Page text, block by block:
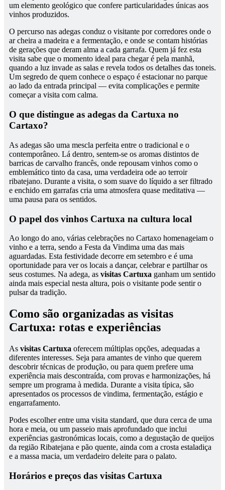
um elemento geológico que confere particularidades únicas aos
vinhos produzidos.
O percurso nas adegas conduz o visitante por corredores onde o
ar cheira a madeira e a fermentação, e onde se contam histórias
de gerações que deram alma a cada garrafa. Quem já fez esta
visita sabe que o momento ideal para chegar é pela manhã,
quando a luz invade as salas e revela todos os detalhes das toneis.
Um segredo de quem conhece o espaço é estacionar no parque
ao lado da entrada principal — evita complicações e permite
começar a visita com calma.
O que distingue as adegas da Cartuxa no
Cartaxo?
As adegas são uma mescla perfeita entre o tradicional e o
contemporâneo. Lá dentro, sentem-se os aromas distintos de
barricas de carvalho francês, onde repousam vinhos como o
emblemático tinto da casa, uma verdadeira ode ao terroir
ribatejano. Durante a visita, o som suave do líquido a ser filtrado
e enchido em garrafas cria uma atmosfera quase meditativa —
uma pausa para os sentidos.
O papel dos vinhos Cartuxa na cultura local
Ao longo do ano, várias celebrações no Cartaxo homenageiam o
vinho e a terra, sendo a Festa da Vindima uma das mais
aguardadas. Esta festividade decorre em setembro e é uma
oportunidade para ver os locais a dançar, celebrar e partilhar os
seus costumes. Na adega, as visitas Cartuxa ganham um sentido
ainda mais especial nesta altura, pois o visitante pode sentir o
pulsar da tradição.
Como são organizadas as visitas
Cartuxa: rotas e experiências
As visitas Cartuxa oferecem múltiplas opções, adequadas a
diferentes interesses. Seja para amantes de vinho que querem
descobrir técnicas de produção, ou para quem prefere uma
experiência mais descontraída, com provas e harmonizações, há
sempre um programa à medida. Durante a visita típica, são
apresentados os processos de vindima, fermentação, estágio e
engarrafamento.
Podes escolher entre uma visita standard, que dura cerca de uma
hora e meia, ou um passeio mais aprofundado que inclui
experiências gastronómicas locais, como a degustação de queijos
da região Ribatejana e pão quente, ainda com a crosta estaladiça
e a massa macia, um verdadeiro deleite para o palato.
Horários e preços das visitas Cartuxa